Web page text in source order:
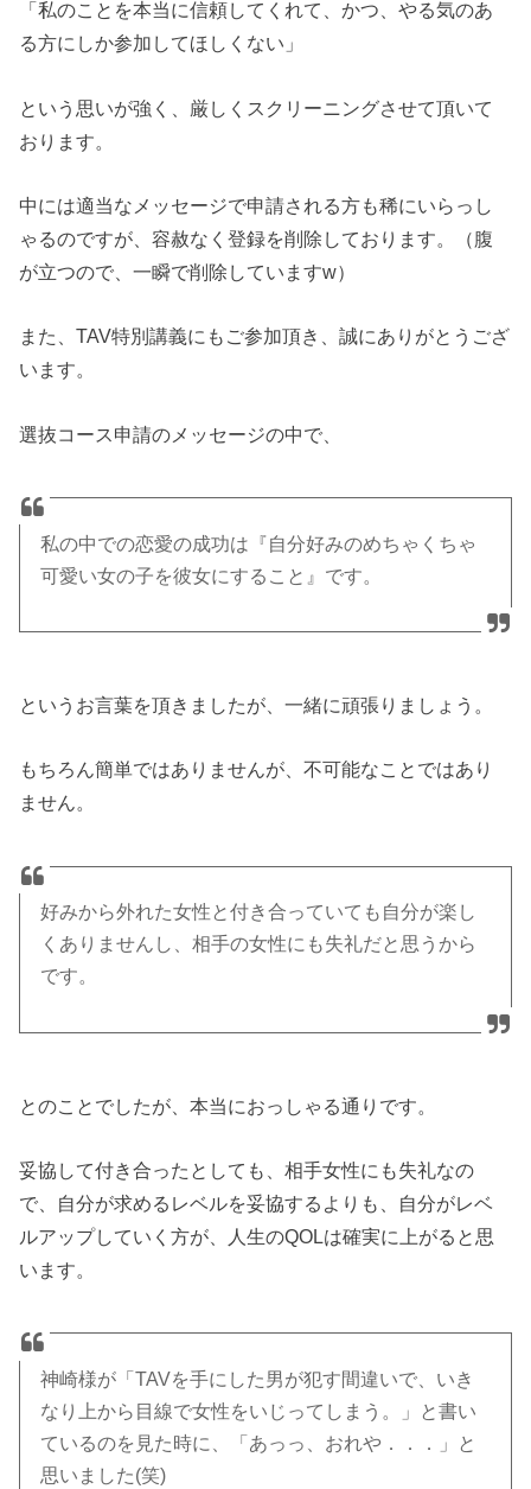
「私のことを本当に信頼してくれて、かつ、やる気のあ
る方にしか参加してほしくない」
という思いが強く、厳しくスクリーニングさせて頂いて
おります。
中には適当なメッセージで申請される方も稀にいらっし
ゃるのですが、容赦なく登録を削除しております。（腹
が立つので、一瞬で削除していますw）
また、TAV特別講義にもご参加頂き、誠にありがとうござ
います。
選抜コース申請のメッセージの中で、
私の中での恋愛の成功は『自分好みのめちゃくちゃ
可愛い女の子を彼女にすること』です。
というお言葉を頂きましたが、一緒に頑張りましょう。
もちろん簡単ではありませんが、不可能なことではあり
ません。
好みから外れた女性と付き合っていても自分が楽し
くありませんし、相手の女性にも失礼だと思うから
です。
とのことでしたが、本当におっしゃる通りです。
妥協して付き合ったとしても、相手女性にも失礼なの
で、自分が求めるレベルを妥協するよりも、自分がレベ
ルアップしていく方が、人生のQOLは確実に上がると思
います。
神崎様が「TAVを手にした男が犯す間違いで、いき
なり上から目線で女性をいじってしまう。」と書い
ているのを見た時に、「あっっ、おれや．．．」と
思いました(笑)